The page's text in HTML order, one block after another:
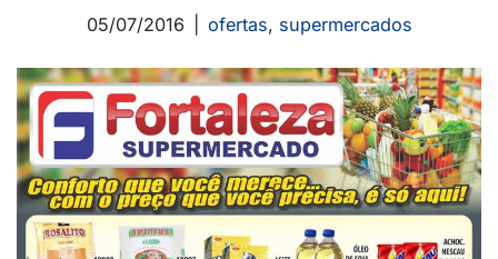
05/07/2016 ofertas, supermercados